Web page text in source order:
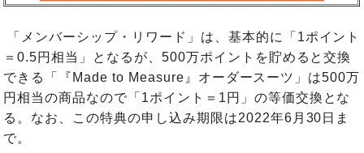
「メンバーシップ・リワード」は、基本的に「1ポイント
＝0.5円相当」となるが、500万ポイントを貯めると交換
できる「『Made to Measure』オーダースーツ」は500万
円相当の商品なので「1ポイント＝1円」の等価交換とな
る。なお、この特典の申し込み期限は2022年6月30日ま
で。